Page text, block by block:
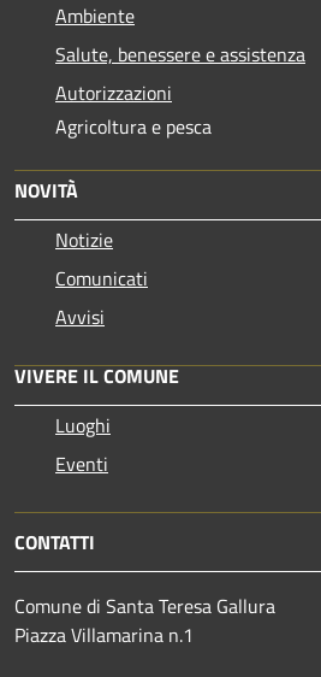
Ambiente
Salute, benessere e assistenza
Autorizzazioni
Agricoltura e pesca
NOVITÀ
Notizie
Comunicati
Avvisi
VIVERE IL COMUNE
Luoghi
Eventi
CONTATTI
Comune di Santa Teresa Gallura
Piazza Villamarina n.1